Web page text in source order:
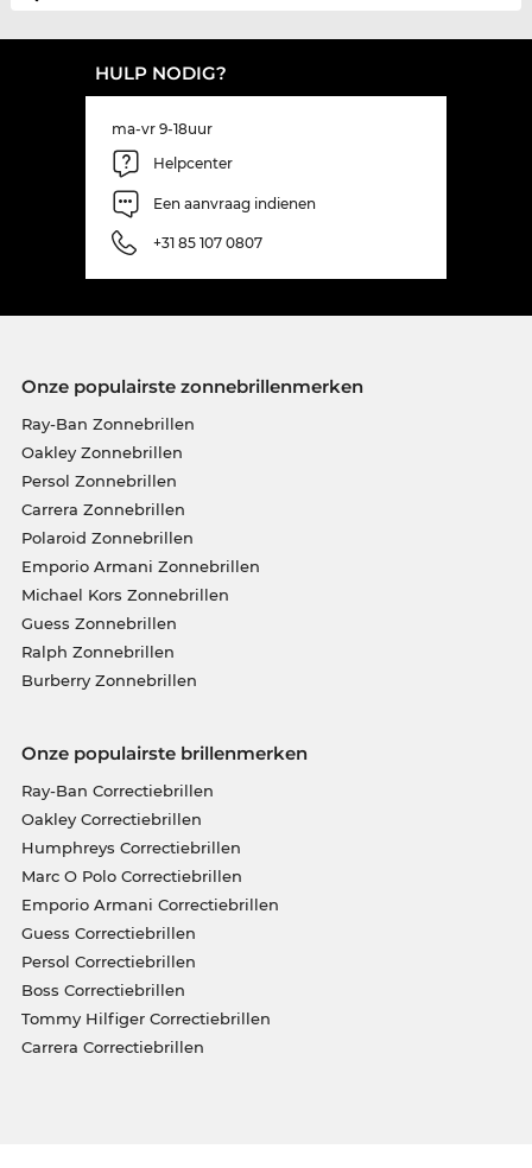
HULP NODIG?
ma-vr 9-18uur
Helpcenter
Een aanvraag indienen
+31 85 107 0807
Onze populairste zonnebrillenmerken
Ray-Ban Zonnebrillen
Oakley Zonnebrillen
Persol Zonnebrillen
Carrera Zonnebrillen
Polaroid Zonnebrillen
Emporio Armani Zonnebrillen
Michael Kors Zonnebrillen
Guess Zonnebrillen
Ralph Zonnebrillen
Burberry Zonnebrillen
Onze populairste brillenmerken
Ray-Ban Correctiebrillen
Oakley Correctiebrillen
Humphreys Correctiebrillen
Marc O Polo Correctiebrillen
Emporio Armani Correctiebrillen
Guess Correctiebrillen
Persol Correctiebrillen
Boss Correctiebrillen
Tommy Hilfiger Correctiebrillen
Carrera Correctiebrillen